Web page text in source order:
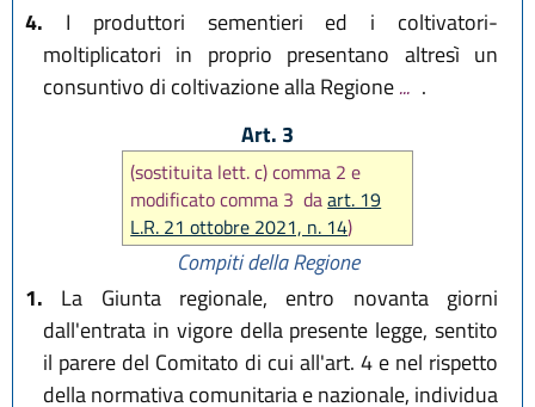
4. I produttori sementieri ed i coltivatori-
moltiplicatori in proprio presentano altresì un
consuntivo di coltivazione alla Regione... .
Art. 3
(sostituita lett. c) comma 2 e
modificato comma 3 daart. 19
L.R. 21 ottobre 2021, n. 14)
Compiti della Regione
1. La Giunta regionale, entro novanta giorni
dall'entrata in vigore della presente legge, sentito
il parere del Comitato di cui all'art. 4 e nel rispetto
della normativa comunitaria e nazionale, individua